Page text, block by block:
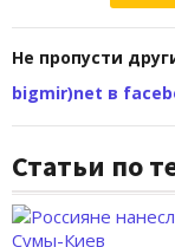
Не пропусти
bigmir)net в
Статьи по